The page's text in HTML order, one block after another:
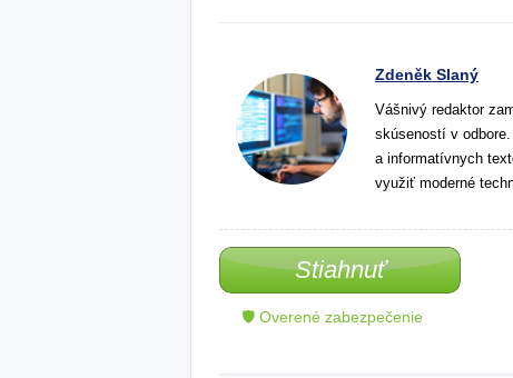
Zdeněk Slaný
Vášnivý redaktor
skúseností v
a informatívnych
využiť moderné
Stiahnuť
🛡 Overené zabezpečenie